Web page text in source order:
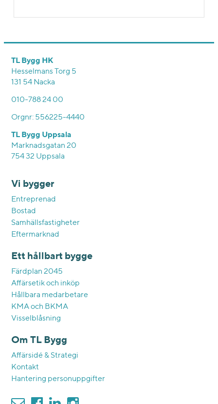
TL Bygg HK
Hesselmans Torg 5
131 54 Nacka
010-788 24 00
Orgnr: 556225-4440
TL Bygg Uppsala
Marknadsgatan 20
754 32 Uppsala
Vi bygger
Entreprenad
Bostad
Samhällsfastigheter
Eftermarknad
Ett hållbart bygge
Färdplan 2045
Affärsetik och inköp
Hållbara medarbetare
KMA och BKMA
Visselblåsning
Om TL Bygg
Affärsidé & Strategi
Kontakt
Hantering personuppgifter